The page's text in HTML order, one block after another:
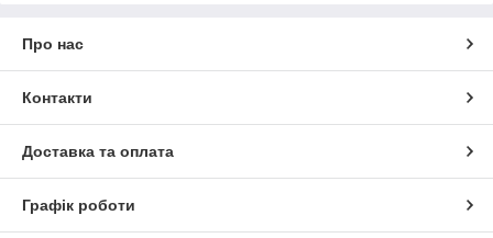
Про нас
Контакти
Доставка та оплата
Графік роботи